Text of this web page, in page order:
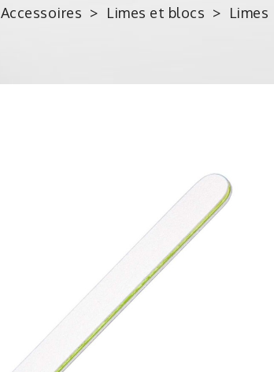
Accessoires Limes et blocs Limes